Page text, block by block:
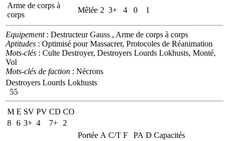
Arme de corps à
corps
Mêlée 2 3+ 4 0 1
Equipement: Destructeur Gauss , Arme de corps à corps
Aptitudes : Optimisé pour Massacrer, Protocoles de Réanimation
Mots-clés : Culte Destroyer, Destroyers Lourds Lokhusts, Monté,
Vol
Mots-clés de faction : Nécrons
Destroyers Lourds Lokhusts
55
M E SV PV CD CO
8 6 3+ 4 7+
2
Portée A C/T F PA D Capacités